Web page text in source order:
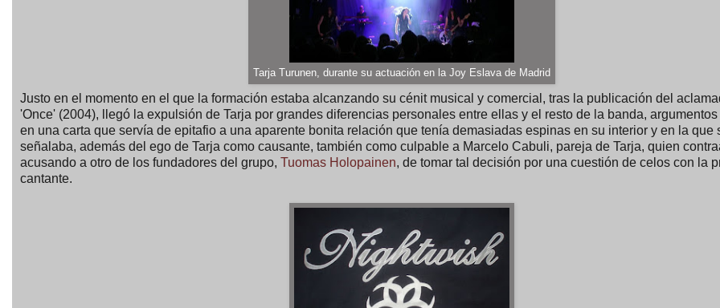
Tarja Turunen, durante su actuación en la Joy Eslava de Madrid
Justo en el momento en el que la formación estaba alcanzando su cénit musical y comercial, tras la publicación del
'Once' (2004), llegó la expulsión de Tarja por grandes diferencias personales entre ellas y el resto de la banda,
en una carta que servía de epitafio a una aparente bonita relación que tenía demasiadas espinas en su interior y en la que
señalaba, además del ego de Tarja como causante, también como culpable a Marcelo Cabuli, pareja de Tarja, quien
acusando a otro de los fundadores del grupo, Tuomas Holopainen, de tomar tal decisión por una cuestión de celos con la
cantante.